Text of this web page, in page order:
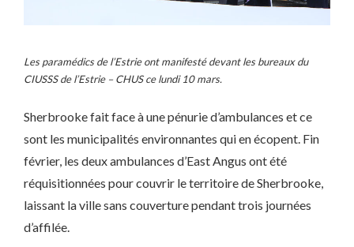
Les paramédics de l’Estrie ont manifesté devant les bureaux du
CIUSSS de l’Estrie – CHUS ce lundi 10 mars.
Sherbrooke fait face à une pénurie d’ambulances et ce
sont les municipalités environnantes qui en écopent. Fin
février, les deux ambulances d’East Angus ont été
réquisitionnées pour couvrir le territoire de Sherbrooke,
laissant la ville sans couverture pendant trois journées
d’affilée.